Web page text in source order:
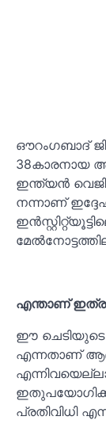
ഔറംഗബാദ്
38കാരനായ
ഇന്ത്യൻ
നന്നാണ്
എന്താണ്
ഈ
എന്നതാണ്
പ്രതിവിധി